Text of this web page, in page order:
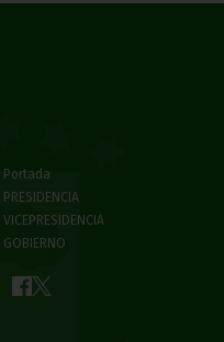
Portada
PRESIDENCIA
VICEPRESIDENCIA
GOBIERNO